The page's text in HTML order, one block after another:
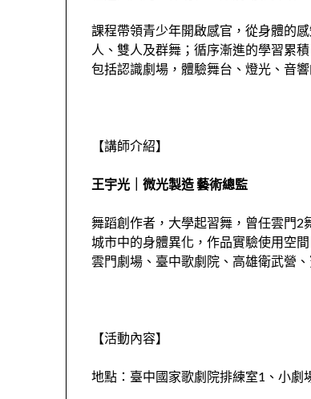
課程帶領青少年開啟感官，從身體的
人、雙人及群舞；循序漸進的學習累
包括認識劇場，體驗舞台、燈光、音
【講師介紹】
王宇光｜微光製造 藝術總監
舞蹈創作者，大學起習舞，曾任雲門
城市中的身體異化，作品實驗使用空
雲門劇場、臺中歌劇院、高雄衛武營
【活動內容】
地點：臺中國家歌劇院排練室1、小劇